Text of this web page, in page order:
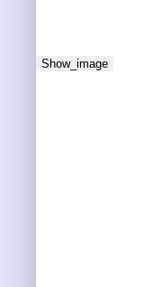
Show_image